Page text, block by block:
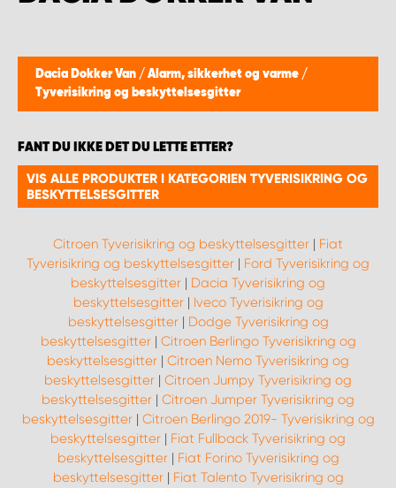
Dacia Dokker Van / Alarm, sikkerhet og varme /
Tyverisikring og beskyttelsesgitter
FANT DU IKKE DET DU LETTE ETTER?
VIS ALLE PRODUKTER I KATEGORIEN TYVERISIKRING OG
BESKYTTELSESGITTER
Citroen Tyverisikring og beskyttelsesgitter | Fiat
Tyverisikring og beskyttelsesgitter | Ford Tyverisikring og
beskyttelsesgitter | Dacia Tyverisikring og
beskyttelsesgitter| Iveco Tyverisikring og
beskyttelsesgitter| Dodge Tyverisikring og
beskyttelsesgitter| Citroen Berlingo Tyverisikring og
beskyttelsesgitter | Citroen Nemo Tyverisikring og
beskyttelsesgitter | Citroen Jumpy Tyverisikring og
beskyttelsesgitter | Citroen Jumper Tyverisikring og
beskyttelsesgitter| Citroen Berlingo 2019- Tyverisikring og
beskyttelsesgitter | Fiat Fullback Tyverisikring og
beskyttelsesgitter| Fiat Forino Tyverisikring og
beskyttelsesgitter| Fiat Talento Tyverisikring og
WORK SYSTEM BERGEN
WORK SYSTEM HAMAR
WORK SYSTEM KEY ACCOUNT
WORK SYSTEM NORWAY
WORK SYSTEM OSLO
WORK SYSTEM STAVANGER
WORK SYSTEM TRONDHEIM